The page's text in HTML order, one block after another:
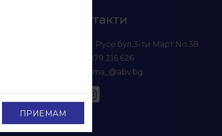
ПРИЕМАМ
Контакти
гр. Русе бул.3-ти Март No.38
0879 216 626
voma_@abv.bg